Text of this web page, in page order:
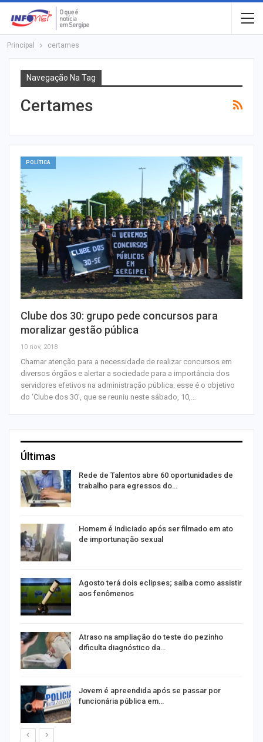
Principal certames
Navegação Na Tag
Certames
POLÍTICA
Clube dos 30: grupo pede concursos para
moralizar gestão pública
10 nov, 2018
Chamar atenção para a necessidade de realizar concursos em
diversos órgãos e alertar a sociedade para a importância dos
servidores efetivos na administração pública: esse é o objetivo
do ‘Clube dos 30’, que se reuniu neste sábado, 10,…
Últimas
Rede de Talentos abre 60 oportunidades de
trabalho para egressos do…
Homem é indiciado após ser filmado em ato
de importunação sexual
Agosto terá dois eclipses; saiba como assistir
aos fenômenos
Atraso na ampliação do teste do pezinho
dificulta diagnóstico da…
Jovem é apreendida após se passar por
funcionária pública em…